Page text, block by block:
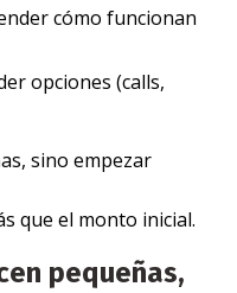
cómo funcionan
opciones (calls,
sino empezar
que el monto inicial.
pequeñas,